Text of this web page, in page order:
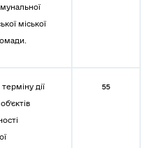
міської
дії
55